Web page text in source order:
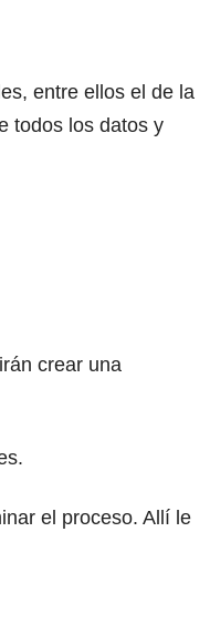
entre ellos el de la
todos los datos y
crear una
el proceso. Allí le